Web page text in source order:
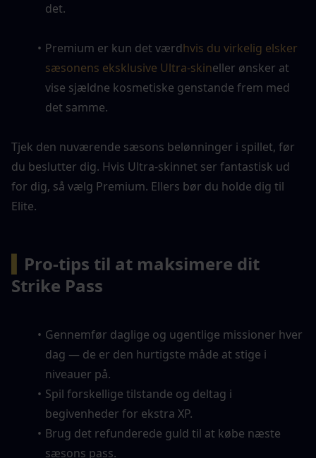
det.
Premium er kun det værdhvis du virkelig elsker
sæsonens eksklusive Ultra-skineller ønsker at
vise sjældne kosmetiske genstande frem med
det samme.
Tjek den nuværende sæsons belønninger i spillet, før
du beslutter dig. Hvis Ultra-skinnet ser fantastisk ud
for dig, så vælg Premium. Ellers bør du holde dig til
Elite.
Pro-tips til at maksimere dit
Strike Pass
Gennemfør daglige og ugentlige missioner hver
dag — de er den hurtigste måde at stige i
niveauer på.
Spil forskellige tilstande og deltag i
begivenheder for ekstra XP.
Brug det refunderede guld til at købe næste
sæsons pass.